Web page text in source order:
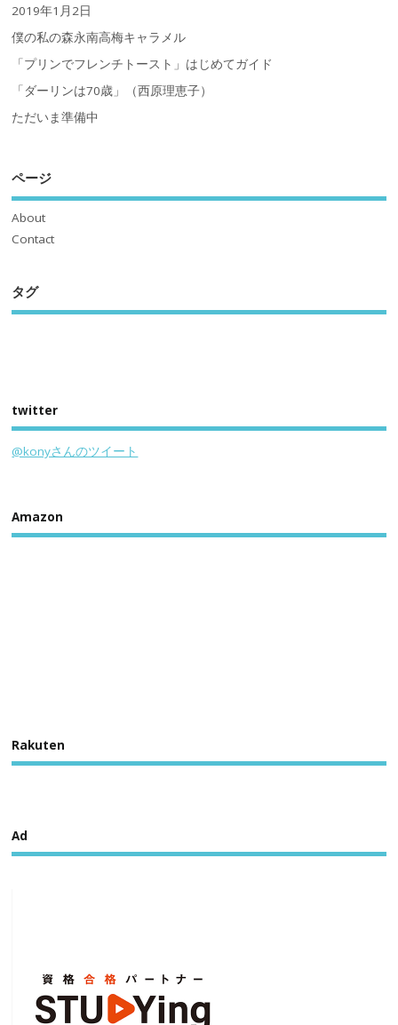
2019年1月2日
僕の私の森永南高梅キャラメル
「プリンでフレンチトースト」はじめてガイド
「ダーリンは70歳」（西原理恵子）
ただいま準備中
ページ
About
Contact
タグ
twitter
@konyさんのツイート
Amazon
Rakuten
Ad